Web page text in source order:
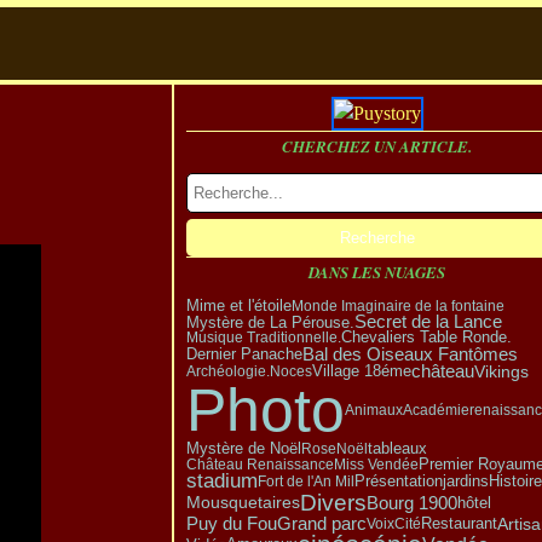
CHERCHEZ UN ARTICLE.
DANS LES NUAGES
Mime et l'étoileMonde Imaginaire de la fontaine
Mystère de La Pérouse. Secret de la Lance
Musique Traditionnelle.Chevaliers Table Ronde.
Dernier PanacheBal des Oiseaux Fantômes
Archéologie.NocesVillage 18émechâteauVikings
PhotoAnimauxAcadémie
Mystère de NoëlRoseNoëltableaux
Château RenaissanceMiss Vendée Premier
stadium Fort de l'An Mil Présentationjardins
MousquetairesDiversBourg 1900hôtel
Puy du FouGrand parcVoixCité Restaurant